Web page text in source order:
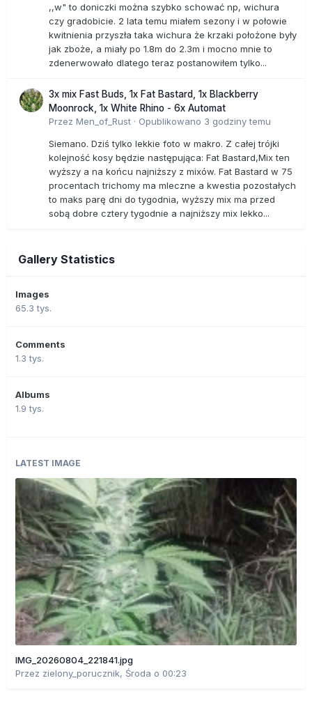
,,w" to doniczki można szybko schować np, wichura
czy gradobicie. 2 lata temu miałem sezony i w połowie
kwitnienia przyszła taka wichura że krzaki położone były
jak zboże, a miały po 1.8m do 2.3m i mocno mnie to
zdenerwowało dlatego teraz postanowiłem tylko...
3x mix Fast Buds, 1x Fat Bastard, 1x Blackberry
Moonrock, 1x White Rhino - 6x Automat
Przez Men_of_Rust · Opublikowano 3 godziny temu
Siemano. Dziś tylko lekkie foto w makro. Z całej trójki
kolejność kosy będzie następująca: Fat Bastard,Mix ten
wyższy a na końcu najniższy z mixów. Fat Bastard w 75
procentach trichomy ma mleczne a kwestia pozostałych
to maks parę dni do tygodnia, wyższy mix ma przed
sobą dobre cztery tygodnie a najniższy mix lekko...
Gallery Statistics
Images
65.3 tys.
Comments
1.3 tys.
Albums
1.9 tys.
LATEST IMAGE
IMG_20260804_221841.jpg
Przez zielony_porucznik, Środa o 00:23